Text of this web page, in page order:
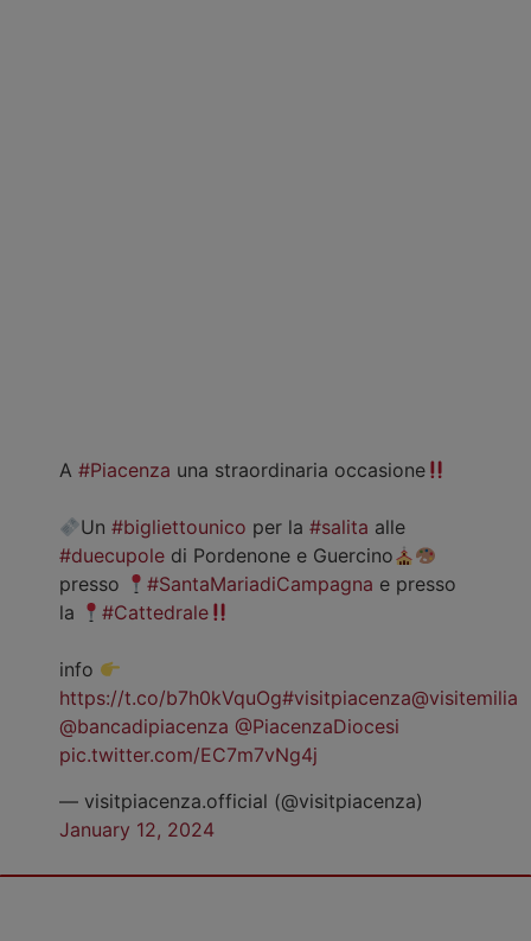
A #Piacenza una straordinaria occasione
Un#bigliettounico per la#salita alle
#duecupole di Pordenone e Guercino
presso
#SantaMariadiCampagna e presso
la
#Cattedrale
info
https://t.co/b7h0kVquOg#visitpiacenza@visitemilia
@bancadipiacenza @PiacenzaDiocesi
pic.twitter.com/EC7m7vNg4j
— visitpiacenza.official (@visitpiacenza)
January 12, 2024